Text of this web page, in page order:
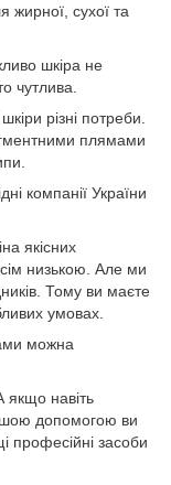
жирної, сухої та
шкіра не
чутлива.
різні потреби.
плямами
компанії України
якісних
низькою. Але ми
Тому ви маєте
умовах.
можна
навіть
допомогою ви
професійні засоби